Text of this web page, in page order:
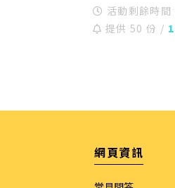
活動剩餘時間
提供 50 份 /
網頁資訊